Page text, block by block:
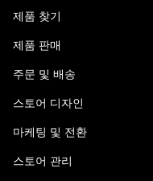
제품 찾기
제품 판매
주문 및 배송
스토어 디자인
마케팅 및 전환
스토어 관리